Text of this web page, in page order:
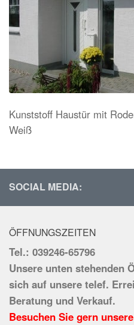
Kunststoff Haustür mit
Weiß
SOCIAL MEDIA:
ÖFFNUNGSZEITEN
Tel.: 039246-65796
Unsere unten stehenden
sich auf unsere telef.
Beratung und Verkauf.
Besuchen Sie gern